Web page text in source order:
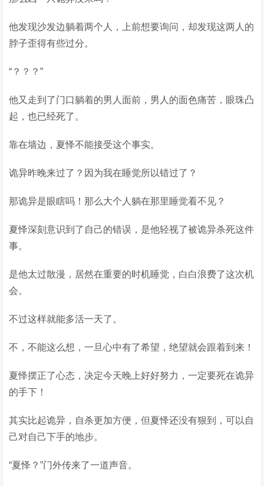
他发现沙发边躺着两个人，上前想要询问，却发现这两人的
脖子歪得有些过分。
“？？？”
他又走到了门口躺着的男人面前，男人的面色痛苦，眼珠凸
起，也已经死了。
靠在墙边，夏怿不能接受这个事实。
诡异昨晚来过了？因为我在睡觉所以错过了？
那诡异是眼瞎吗！那么大个人躺在那里睡觉看不见？
夏怿深刻意识到了自己的错误，是他轻视了被诡异杀死这件
事。
是他太过散漫，居然在重要的时机睡觉，白白浪费了这次机
会。
不过这样就能多活一天了。
不，不能这么想，一旦心中有了希望，绝望就会跟着到来！
夏怿摆正了心态，决定今天晚上好好努力，一定要死在诡异
的手下！
其实比起诡异，自杀更加方便，但夏怿还没有狠到，可以自
己对自己下手的地步。
“夏怿？”门外传来了一道声音。